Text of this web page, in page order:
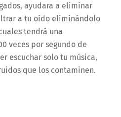
ayudara a eliminar
a tu oído eliminándolo
tendrá una
veces por segundo de
escuchar solo tu música,
que los contaminen.